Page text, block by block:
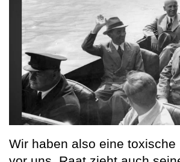
Wir haben also eine toxische